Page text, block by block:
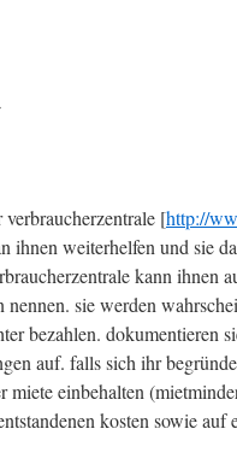
[http://
ihnen weiterhelfen und sie
kann ihnen
nennen. sie werden
bezahlen. dokumentieren
auf. falls sich ihr
miete einbehalten
kosten sowie auf